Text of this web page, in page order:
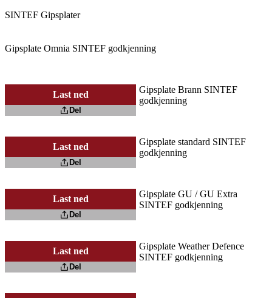
SINTEF Gipsplater
Gipsplate Omnia SINTEF godkjenning
Last ned
Del
Gipsplate Brann SINTEF
godkjenning
Last ned
Del
Gipsplate standard SINTEF
godkjenning
Last ned
Del
Gipsplate GU / GU Extra
SINTEF godkjenning
Last ned
Del
Gipsplate Weather Defence
SINTEF godkjenning